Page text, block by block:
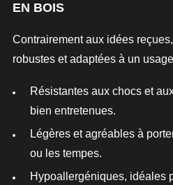
EN BOIS
Contrairement aux idées
robustes et adaptées à un
Résistantes aux chocs et
bien entretenues.
Légères et agréables à
ou les tempes.
Hypoallergéniques, idéales